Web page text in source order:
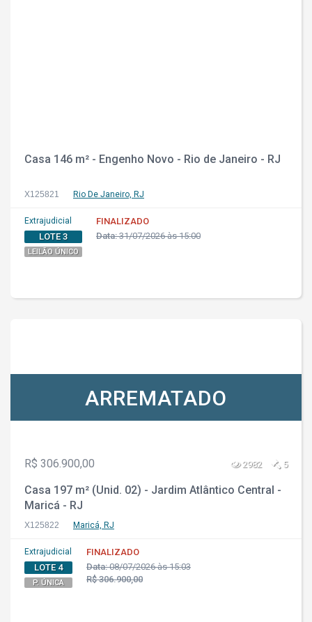
Casa 146 m² - Engenho Novo - Rio de Janeiro - RJ
X125821 Rio De Janeiro, RJ
Extrajudicial
LOTE 3
LEILÃO ÚNICO
FINALIZADO
Data:31/07/2026 às 15:00
ARREMATADO
R$ 306.900,00 2982 5
Casa 197 m² (Unid. 02) - Jardim Atlântico Central -
Maricá - RJ
X125822 Maricá, RJ
Extrajudicial
LOTE 4
P. ÚNICA
FINALIZADO
Data:08/07/2026 às 15:03
R$ 306.900,00